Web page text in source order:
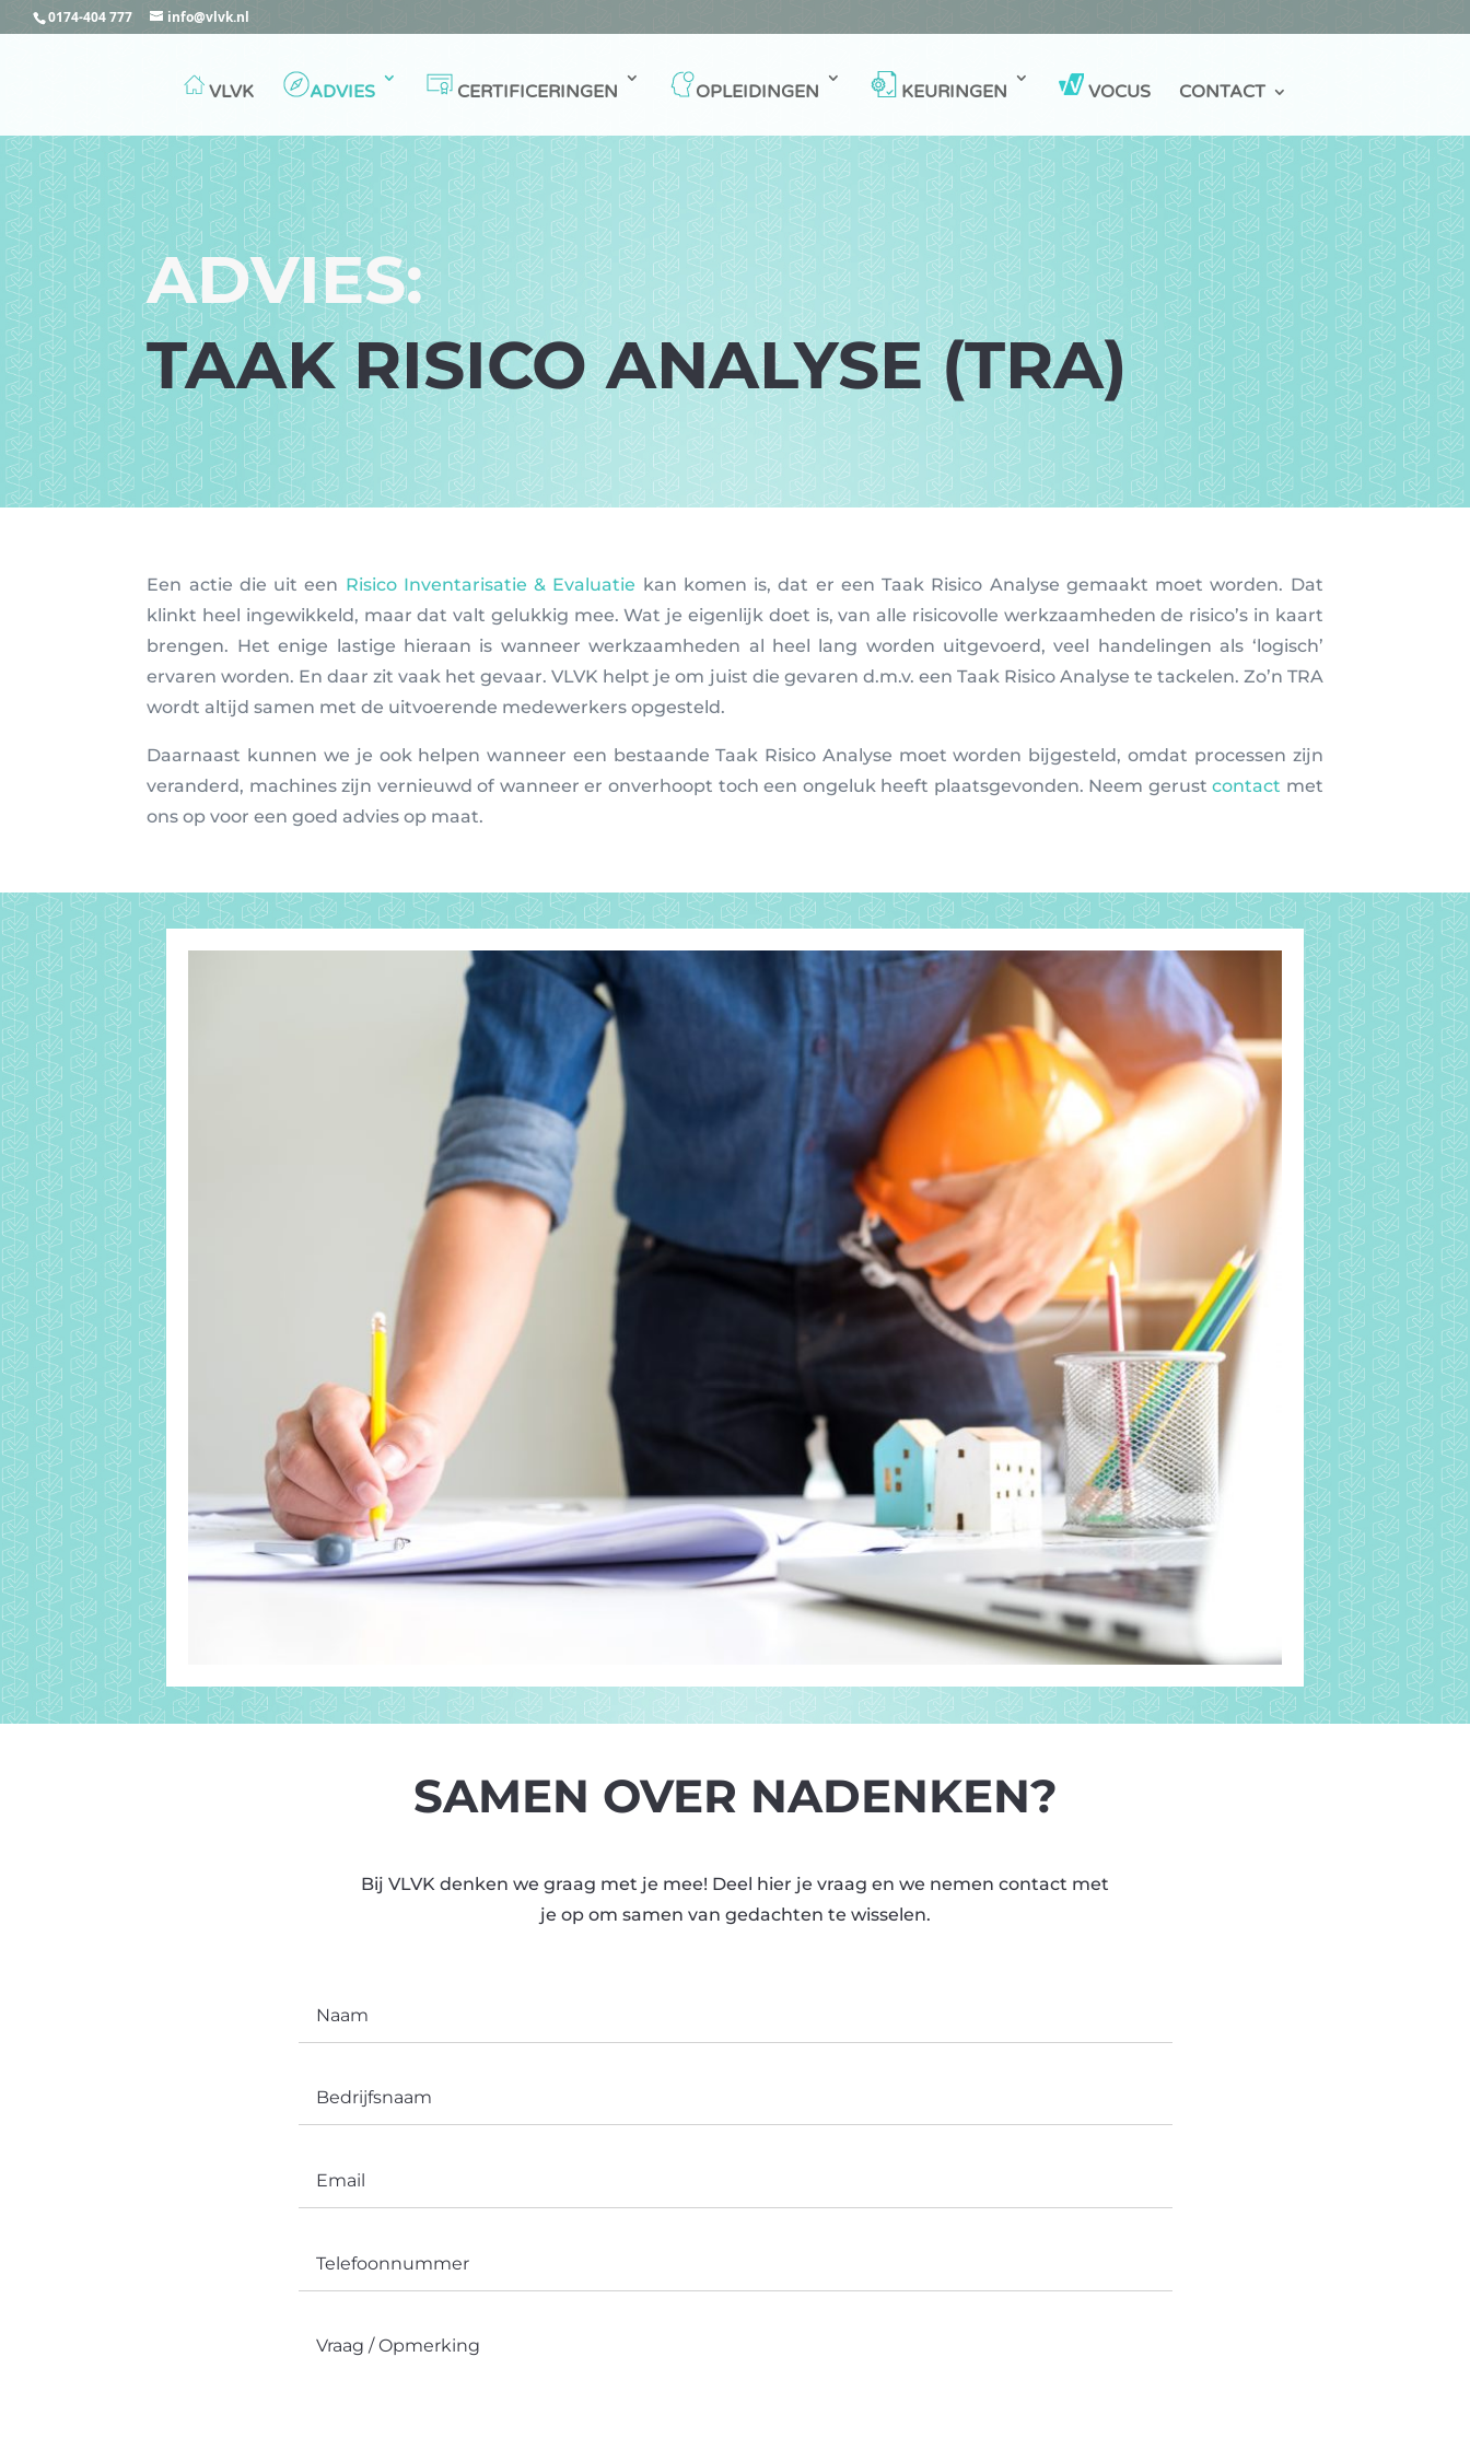
0174-404 777 info@vlvk.nl
VLVK ADVIES CERTIFICERINGEN OPLEIDINGEN KEURINGEN VOCUS CONTACT
ADVIES:
TAAK RISICO ANALYSE (TRA)
Een actie die uit een Risico Inventarisatie & Evaluatie kan komen is, dat er een Taak Risico Analyse gemaakt moet worden. Dat
klinkt heel ingewikkeld, maar dat valt gelukkig mee. Wat je eigenlijk doet is, van alle risicovolle werkzaamheden de risico’s in kaart
brengen. Het enige lastige hieraan is wanneer werkzaamheden al heel lang worden uitgevoerd, veel handelingen als ‘logisch’
ervaren worden. En daar zit vaak het gevaar. VLVK helpt je om juist die gevaren d.m.v. een Taak Risico Analyse te tackelen. Zo’n TRA
wordt altijd samen met de uitvoerende medewerkers opgesteld.
Daarnaast kunnen we je ook helpen wanneer een bestaande Taak Risico Analyse moet worden bijgesteld, omdat processen zijn
veranderd, machines zijn vernieuwd of wanneer er onverhoopt toch een ongeluk heeft plaatsgevonden. Neem gerustcontact met
ons op voor een goed advies op maat.
SAMEN OVER NADENKEN?
Bij VLVK denken we graag met je mee! Deel hier je vraag en we nemen contact met
je op om samen van gedachten te wisselen.